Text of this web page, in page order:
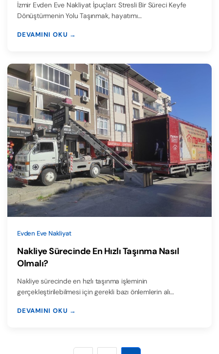
İzmir Evden Eve Nakliyat İpuçları: Stresli Bir Süreci Keyfe
Dönüştürmenin Yolu Taşınmak, hayatımı…
DEVAMINI OKU →
Evden Eve Nakliyat
Nakliye Sürecinde En Hızlı Taşınma Nasıl
Olmalı?
Nakliye sürecinde en hızlı taşınma işleminin
gerçekleştirilebilmesi için gerekli bazı önlemlerin alı…
DEVAMINI OKU →